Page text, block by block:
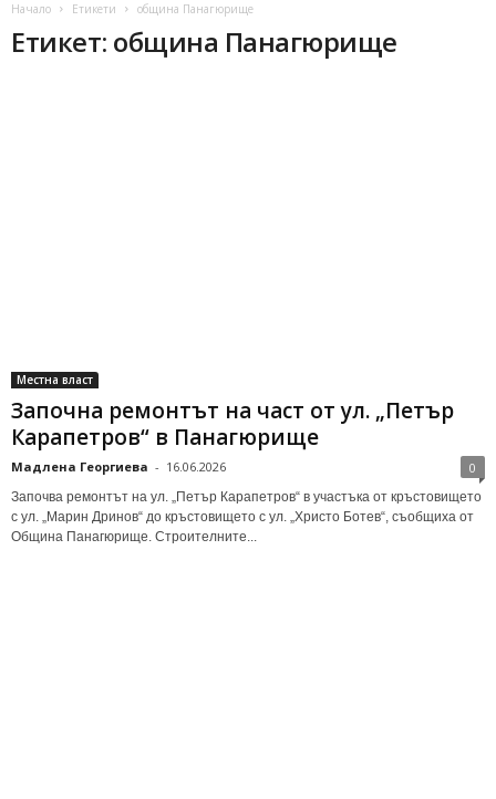
Начало Етикети община Панагюрище
Етикет: община Панагюрище
Местна власт
Започна ремонтът на част от ул. „Петър
Карапетров“ в Панагюрище
Мадлена Георгиева - 16.06.2026 0
Започва ремонтът на ул. „Петър Карапетров“ в участъка от кръстовището
с ул. „Марин Дринов“ до кръстовището с ул. „Христо Ботев“, съобщиха от
Община Панагюрище. Строителните...